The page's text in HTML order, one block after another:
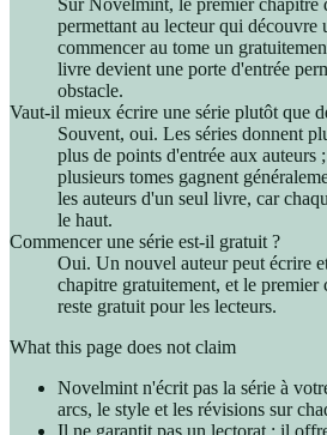
Sur Novelmint, le premier chapitre
permettant au lecteur qui découvre
commencer au tome un
livre devient une porte d'entrée
obstacle.
Vaut-il mieux écrire une série plutôt que
Souvent, oui. Les séries donnent
plus de points d'entrée aux auteurs
plusieurs tomes gagnent
les auteurs d'un seul livre, car
le haut.
Commencer une série est-il gratuit ?
Oui. Un nouvel auteur peut écrire
chapitre gratuitement, et le premier
reste gratuit pour les lecteurs.
What this page does not claim
Novelmint n'écrit pas la série à
arcs, le style et les révisions sur
Il ne garantit pas un lectorat ; il